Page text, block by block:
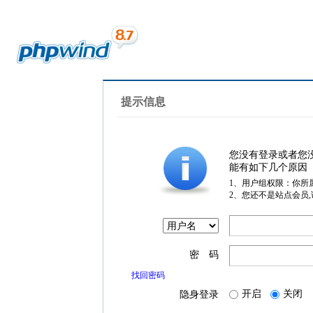
提示信息
您没有登录或者您
能有如下几个原因
1、用户组权限：你所
2、您还不是站点会员
密 码
找回密码
隐身登录 开启 关闭